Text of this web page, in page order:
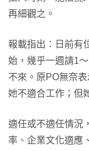
再細觀之。
報載指出：日前有
始，幾乎一週請1
不來。原PO無奈
她不適合工作；但
適任或不適任情況
率、企業文化適應